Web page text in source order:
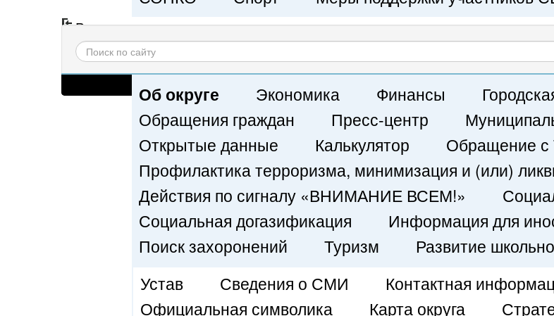
Вход
Обычная версия сайта
Написать письмо
Об округе Экономика Финансы
Обращения граждан
Пресс-центр
Открытые данные
Калькулятор
Обращение
Профилактика терроризма, минимизация и (или)
Действия по сигналу «ВНИМАНИЕ ВСЕМ!»
Социальная догазификация
Информация для
Поиск захоронений
Туризм
Развитие
Устав
Сведения о СМИ Контактная
Официальная символика
Карта округа